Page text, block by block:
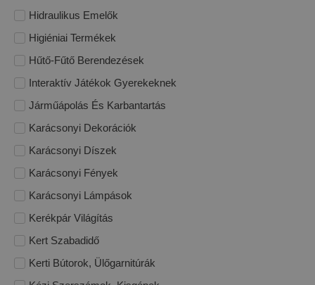
Hidraulikus Emelők
Higiéniai Termékek
Hűtő-Fűtő Berendezések
Interaktív Játékok Gyerekeknek
Járműápolás És Karbantartás
Karácsonyi Dekorációk
Karácsonyi Díszek
Karácsonyi Fények
Karácsonyi Lámpások
Kerékpár Világítás
Kert Szabadidő
Kerti Bútorok, Ülőgarnitúrák